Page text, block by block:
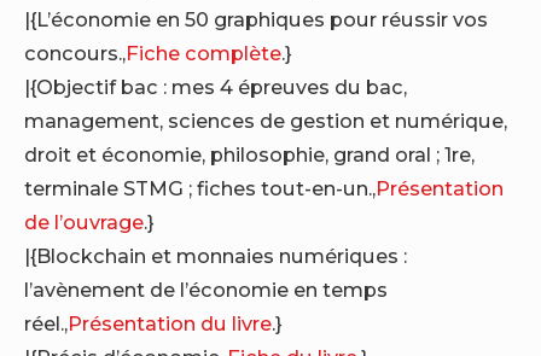
|{L’économie en 50 graphiques pour réussir vos
concours.,Fiche complète.}
|{Objectif bac : mes 4 épreuves du bac,
management, sciences de gestion et numérique,
droit et économie, philosophie, grand oral ; 1re,
terminale STMG ; fiches tout-en-un.,Présentation
de l’ouvrage.}
|{Blockchain et monnaies numériques :
l’avènement de l’économie en temps
réel.,Présentation du livre.}